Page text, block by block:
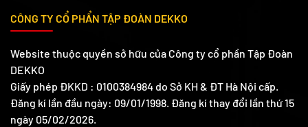
CÔNG TY CỔ PHẨN TẬP ĐOÀN DEKKO
Website thuộc quyền sở hữu của Công ty cổ phần Tập Đoàn
DEKKO
Giấy phép ĐKKD : 0100384984 do Sở KH & ĐT Hà Nội cấp.
Đăng kí lần đầu ngày: 09/01/1998. Đăng kí thay đổi lần thứ 15
ngày 05/02/2026.